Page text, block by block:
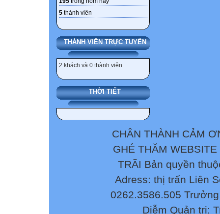
5 thành viên
THÀNH VIÊN TRỰC TUYẾN
2 khách và 0 thành viên
THỜI TIẾT
CHÂN THÀNH CẢM
GHÉ THĂM
TRÃI Bản quyền
Adress: thị trấn Liên
0262.3586.505
Diễm Quản trị: